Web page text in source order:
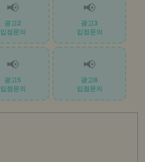
📢
광고2
입점문의
📢
광고3
입점문의
📢
광고5
입점문의
📢
광고6
입점문의